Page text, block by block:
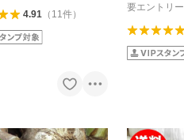
4.91（ 11件）
要エントリー